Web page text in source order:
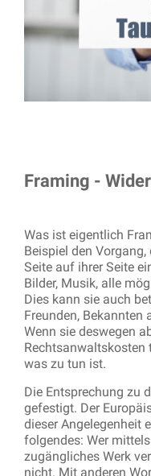
Framing -
Was ist eigentlich
Beispiel den
Seite auf ihrer Seite
Bilder, Musik, alle
Dies kann sie auch
Freunden, Bekannten
Wenn sie deswegen
Rechtsanwaltskosten
was zu tun ist.
Die Entsprechung zu
gefestigt. Der
dieser Angelegenheit
folgendes: Wer
zugängliches Werk
nicht. Mit anderen